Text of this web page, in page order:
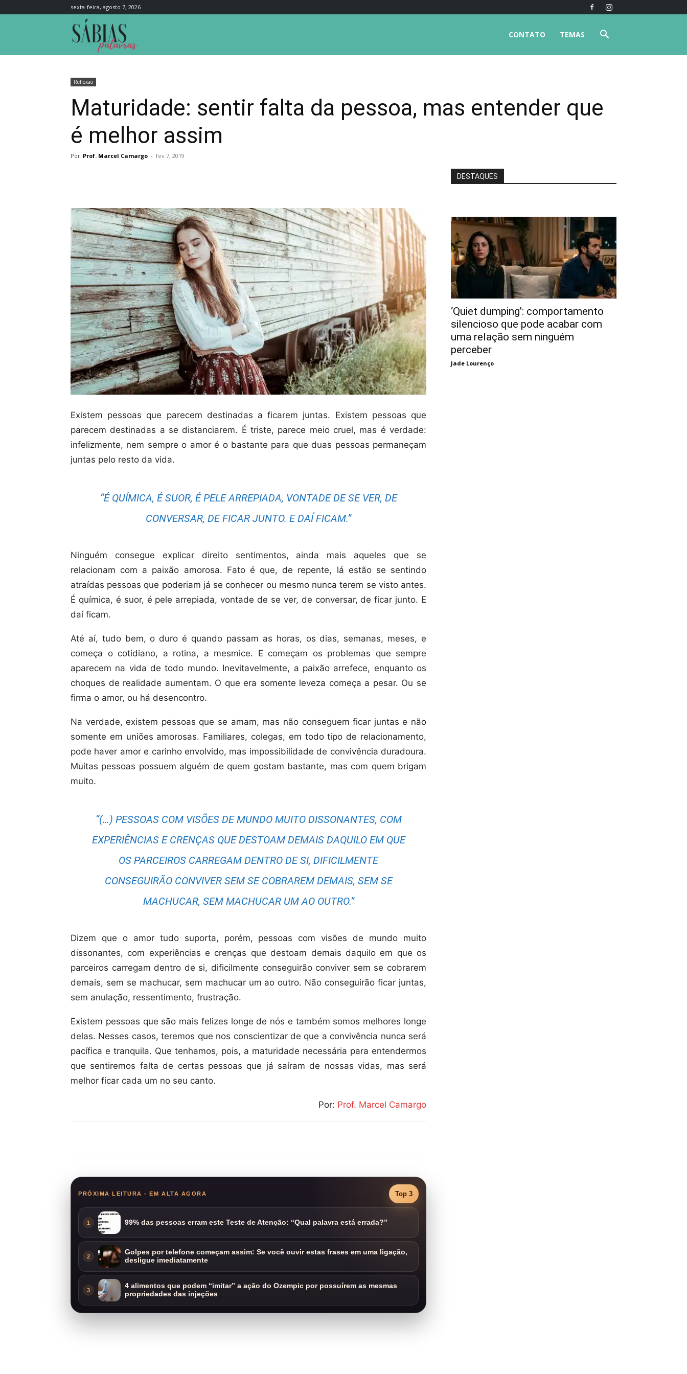
sexta-feira, agosto 7, 2026
TEMAS
CONTATO
Reflexão
Maturidade: sentir falta da pessoa, mas entender que
é melhor assim
Por Prof. Marcel Camargo - fev 7, 2019
Existem pessoas que parecem destinadas a ficarem juntas. Existem pessoas que
parecem destinadas a se distanciarem. É triste, parece meio cruel, mas é verdade:
infelizmente, nem sempre o amor é o bastante para que duas pessoas permaneçam
juntas pelo resto da vida.
“É QUÍMICA, É SUOR, É PELE ARREPIADA, VONTADE DE SE VER, DE
CONVERSAR, DE FICAR JUNTO. E DAÍ FICAM.”
Ninguém consegue explicar direito sentimentos, ainda mais aqueles que se
relacionam com a paixão amorosa. Fato é que, de repente, lá estão se sentindo
atraídas pessoas que poderiam já se conhecer ou mesmo nunca terem se visto antes.
É química, é suor, é pele arrepiada, vontade de se ver, de conversar, de ficar junto. E
daí ficam.
Até aí, tudo bem, o duro é quando passam as horas, os dias, semanas, meses, e
começa o cotidiano, a rotina, a mesmice. E começam os problemas que sempre
aparecem na vida de todo mundo. Inevitavelmente, a paixão arrefece, enquanto os
choques de realidade aumentam. O que era somente leveza começa a pesar. Ou se
firma o amor, ou há desencontro.
Na verdade, existem pessoas que se amam, mas não conseguem ficar juntas e não
somente em uniões amorosas. Familiares, colegas, em todo tipo de relacionamento,
pode haver amor e carinho envolvido, mas impossibilidade de convivência duradoura.
Muitas pessoas possuem alguém de quem gostam bastante, mas com quem brigam
muito.
“(…) PESSOAS COM VISÕES DE MUNDO MUITO DISSONANTES, COM
EXPERIÊNCIAS E CRENÇAS QUE DESTOAM DEMAIS DAQUILO EM QUE
OS PARCEIROS CARREGAM DENTRO DE SI, DIFICILMENTE
CONSEGUIRÃO CONVIVER SEM SE COBRAREM DEMAIS, SEM SE
MACHUCAR, SEM MACHUCAR UM AO OUTRO.”
Dizem que o amor tudo suporta, porém, pessoas com visões de mundo muito
dissonantes, com experiências e crenças que destoam demais daquilo em que os
parceiros carregam dentro de si, dificilmente conseguirão conviver sem se cobrarem
demais, sem se machucar, sem machucar um ao outro. Não conseguirão ficar juntas,
sem anulação, ressentimento, frustração.
Existem pessoas que são mais felizes longe de nós e também somos melhores longe
delas. Nesses casos, teremos que nos conscientizar de que a convivência nunca será
pacífica e tranquila. Que tenhamos, pois, a maturidade necessária para entendermos
que sentiremos falta de certas pessoas que já saíram de nossas vidas, mas será
melhor ficar cada um no seu canto.
Por: Prof. Marcel Camargo
PRÓXIMA LEITURA - EM ALTA AGORA Top 3
1 99% das pessoas erram este Teste de Atenção: “Qual palavra está errada?”
2
Golpes por telefone começam assim: Se você ouvir estas frases em uma ligação,
desligue imediatamente
3
4 alimentos que podem “imitar” a ação do Ozempic por possuírem as mesmas
propriedades das injeções
DESTAQUES
‘Quiet dumping’: comportamento
silencioso que pode acabar com
uma relação sem ninguém
perceber
Jade Lourenço